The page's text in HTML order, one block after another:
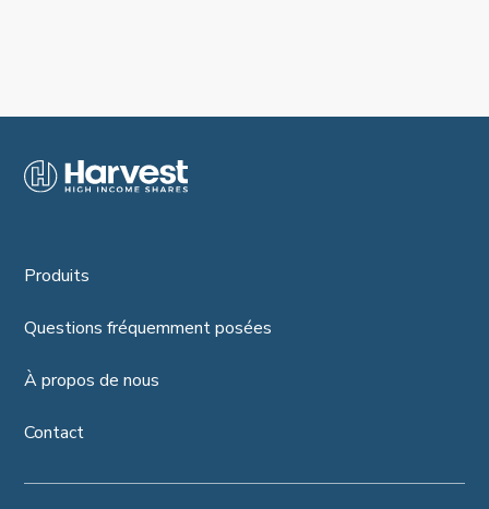
Produits
Questions fréquemment posées
À propos de nous
Contact